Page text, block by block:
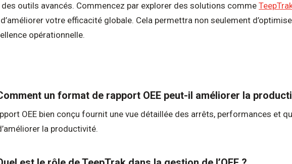
outils avancés. Commencez par explorer des solutions comme
votre efficacité globale. Cela permettra non seulement
opérationnelle.
un format de rapport OEE peut-il améliorer la
OEE bien conçu fournit une vue détaillée des arrêts, performances et
la productivité.